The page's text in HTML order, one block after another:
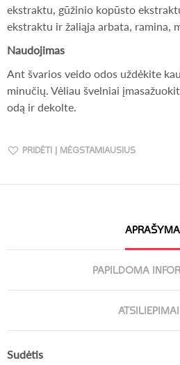
ekstraktu, gūžinio kopūsto
ekstraktu ir žaliąja arbata, ramina,
Naudojimas
Ant švarios veido odos uždėkite
minučių. Vėliau švelniai
odą ir dekolte.
PRIDĖTI Į MĖGSTAMIAUSIUS
PAPILDOMA
Sudėtis